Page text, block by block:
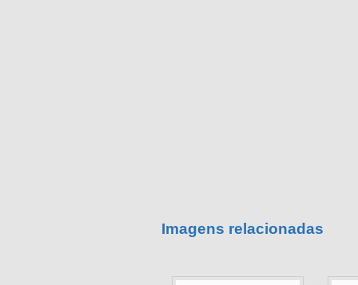
Imagens relacionadas